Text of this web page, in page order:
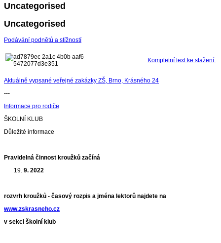
Uncategorised
Uncategorised
Podávání podnětů a stížností
Kompletní text ke stažení.
Aktuálně vypsané veřejné zakázky ZŠ, Brno, Krásného 24
---
Informace pro rodiče
ŠKOLNÍ KLUB
Důležité informace
Pravidelná činnost kroužků začíná
9. 2022
rozvrh kroužků - časový rozpis a jména lektorů najdete na
www.zskrasneho.cz
v sekci školní klub